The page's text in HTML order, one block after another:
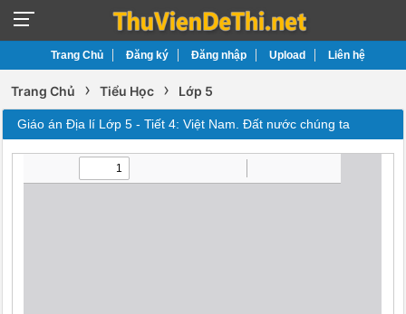
Trang Chủ Đăng ký Đăng nhập Upload Liên hệ
Trang Chủ › Tiểu Học › Lớp 5
Giáo án Địa lí Lớp 5 - Tiết 4: Việt Nam. Đất nước chúng ta